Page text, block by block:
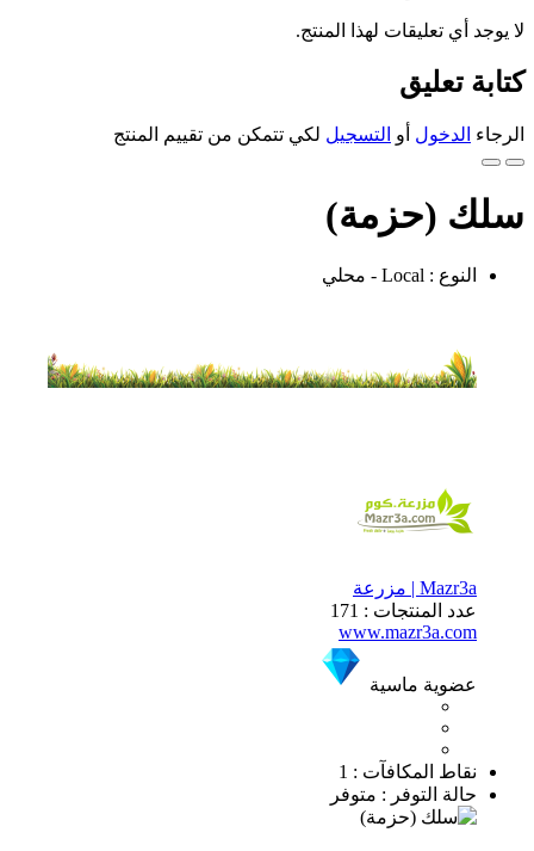
لا يوجد أي تعليقات لهذا المنتج.
كتابة تعليق
الرجاء الدخول أو التسجيل لكي تتمكن من تقييم المنتج
سلك (حزمة)
النوع : Local - محلي
Mazr3a | مزرعة
عدد المنتجات : 171
www.mazr3a.com
عضوية ماسية
نقاط المكافآت : 1
حالة التوفر : متوفر